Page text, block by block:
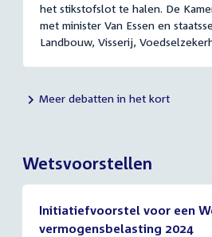
het stikstofslot te halen. De
met minister Van Essen en
Landbouw, Visserij,
Meer debatten in het kort
Wetsvoorstellen
Initiatiefvoorstel voor een
vermogensbelasting 2024